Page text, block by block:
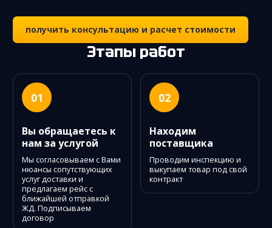
получить консультацию и расчет стоимости
Этапы работ
01
Вы обращаетесь к
нам за услугой
Мы согласовываем с Вами
нюансы сопутствующих
услуг доставки и
предлагаем рейс с
ближайшей отправкой
ЖД. Подписываем
договор
02
Находим
поставщика
Проводим инспекцию и
выкупаем товар под свой
контракт